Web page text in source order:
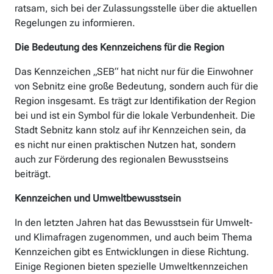
ratsam, sich bei der Zulassungsstelle über die aktuellen
Regelungen zu informieren.
Die Bedeutung des Kennzeichens für die Region
Das Kennzeichen „SEB“ hat nicht nur für die Einwohner
von Sebnitz eine große Bedeutung, sondern auch für die
Region insgesamt. Es trägt zur Identifikation der Region
bei und ist ein Symbol für die lokale Verbundenheit. Die
Stadt Sebnitz kann stolz auf ihr Kennzeichen sein, da
es nicht nur einen praktischen Nutzen hat, sondern
auch zur Förderung des regionalen Bewusstseins
beiträgt.
Kennzeichen und Umweltbewusstsein
In den letzten Jahren hat das Bewusstsein für Umwelt-
und Klimafragen zugenommen, und auch beim Thema
Kennzeichen gibt es Entwicklungen in diese Richtung.
Einige Regionen bieten spezielle Umweltkennzeichen